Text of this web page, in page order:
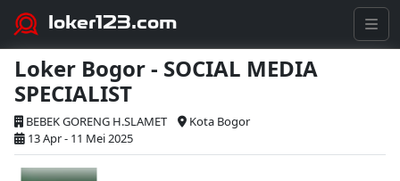
loker123.com
Loker Bogor - SOCIAL MEDIA
SPECIALIST
BEBEK GORENG H.SLAMET
Kota Bogor
13 Apr - 11 Mei 2025